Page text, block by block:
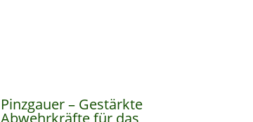
Pinzgauer – Gestärkte
Abwehrkräfte für das